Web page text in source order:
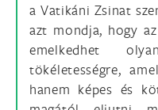
a Vatikáni Zsinat
azt mondja, hogy
emelkedhet
tökéletességre,
hanem képes és